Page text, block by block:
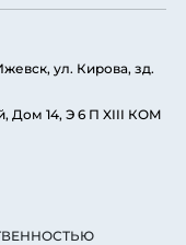
ул. Кирова, зд.
Дом 14, Э 6 П XIII КОМ